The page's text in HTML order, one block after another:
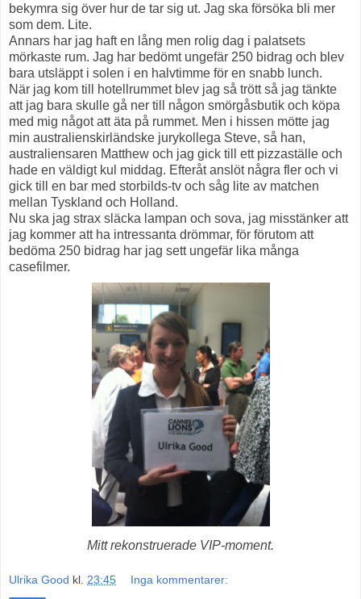
bekymra sig över hur de tar sig ut. Jag ska försöka bli mer
som dem. Lite.
Annars har jag haft en lång men rolig dag i palatsets
mörkaste rum. Jag har bedömt ungefär 250 bidrag och blev
bara utsläppt i solen i en halvtimme för en snabb lunch.
När jag kom till hotellrummet blev jag så trött så jag tänkte
att jag bara skulle gå ner till någon smörgåsbutik och köpa
med mig något att äta på rummet. Men i hissen mötte jag
min australienskirländske jurykollega Steve, så han,
australiensaren Matthew och jag gick till ett pizzaställe och
hade en väldigt kul middag. Efteråt anslöt några fler och vi
gick till en bar med storbilds-tv och såg lite av matchen
mellan Tyskland och Holland.
Nu ska jag strax släcka lampan och sova, jag misstänker att
jag kommer att ha intressanta drömmar, för förutom att
bedöma 250 bidrag har jag sett ungefär lika många
casefilmer.
Mitt rekonstruerade VIP-moment.
Ulrika Good kl. 23:45 Inga kommentarer: